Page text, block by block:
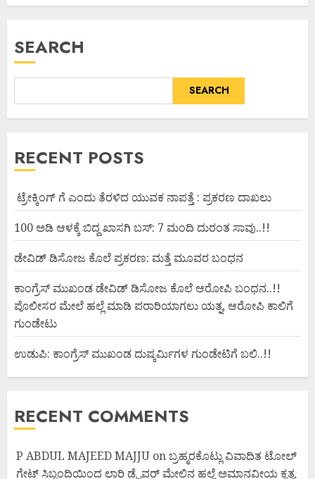
SEARCH
SEARCH
RECENT POSTS
ಟ್ರೇಕ್ಕಿಂಗ್ ಗೆ ಎಂದು ತೆರಳಿದ ಯುವಕ ನಾಪತ್ತೆ : ಪ್ರಕರಣ ದಾಖಲು
100 ಅಡಿ ಆಳಕ್ಕೆ ಬಿದ್ದ ಖಾಸಗಿ ಬಸ್: 7 ಮಂದಿ ದುರಂತ ಸಾವು..!!
ಡೇವಿಡ್ ಡಿಸೋಜ ಕೊಲೆ ಪ್ರಕರಣ: ಮತ್ತೆ ಮೂವರ ಬಂಧನ
ಕಾಂಗ್ರೆಸ್ ಮುಖಂಡ ಡೇವಿಡ್ ಡಿಸೋಜ ಕೊಲೆ ಆರೋಪಿ ಬಂಧನ..!!
ಪೊಲೀಸರ ಮೇಲೆ ಹಲ್ಲೆ ಮಾಡಿ ಪರಾರಿಯಾಗಲು ಯತ್ನ, ಆರೋಪಿ ಕಾಲಿಗೆ
ಗುಂಡೇಟು
ಉಡುಪಿ: ಕಾಂಗ್ರೆಸ್ ಮುಖಂಡ ದುಷ್ಕರ್ಮಿಗಳ ಗುಂಡೇಟಿಗೆ ಬಲಿ..!!
RECENT COMMENTS
P ABDUL MAJEED MAJJU onಬ್ರಹ್ಮರಕೊಟ್ಲು ವಿವಾದಿತ ಟೋಲ್
ಗೇಟ್ ಸಿಬ್ಬಂದಿಯಿಂದ ಲಾರಿ ಡ್ರೈವರ್ ಮೇಲಿನ ಹಲ್ಲೆ ಅಮಾನವೀಯ ಕೃತ್ಯ